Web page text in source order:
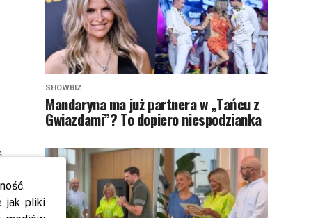
jak pliki
SHOWBIZ
Mandaryna ma już partnera w „Tańcu z
Gwiazdami”? To dopiero niespodzianka